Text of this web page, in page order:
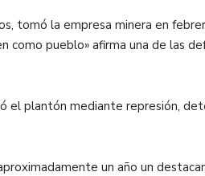
tomó la empresa minera en
como pueblo» afirma una de las
el plantón mediante represión,
un año un